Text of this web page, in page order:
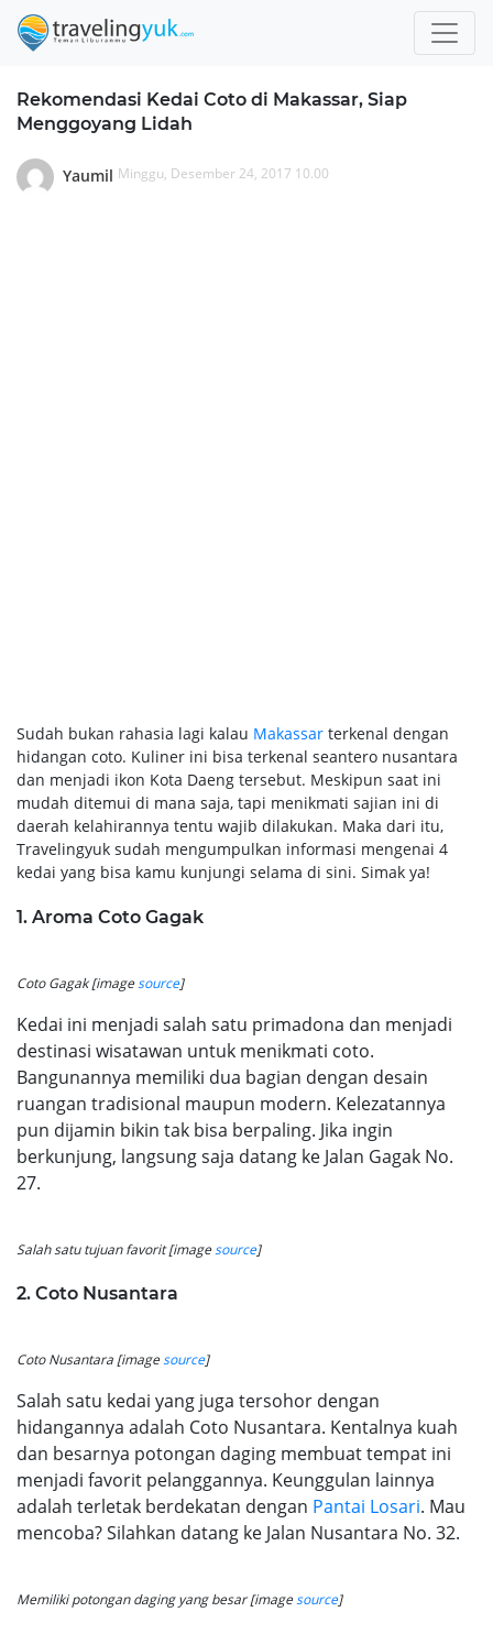
Rekomendasi Kedai Coto di Makassar, Siap
Menggoyang Lidah
Yaumil Minggu, Desember 24, 2017 10.00
Sudah bukan rahasia lagi kalau Makassar terkenal dengan
hidangan coto. Kuliner ini bisa terkenal seantero nusantara
dan menjadi ikon Kota Daeng tersebut. Meskipun saat ini
mudah ditemui di mana saja, tapi menikmati sajian ini di
daerah kelahirannya tentu wajib dilakukan. Maka dari itu,
Travelingyuk sudah mengumpulkan informasi mengenai 4
kedai yang bisa kamu kunjungi selama di sini. Simak ya!
1. Aroma Coto Gagak
Coto Gagak [imagesource]
Kedai ini menjadi salah satu primadona dan menjadi
destinasi wisatawan untuk menikmati coto.
Bangunannya memiliki dua bagian dengan desain
ruangan tradisional maupun modern. Kelezatannya
pun dijamin bikin tak bisa berpaling. Jika ingin
berkunjung, langsung saja datang ke Jalan Gagak No.
27.
Salah satu tujuan favorit [imagesource]
2. Coto Nusantara
Coto Nusantara [imagesource]
Salah satu kedai yang juga tersohor dengan
hidangannya adalah Coto Nusantara. Kentalnya kuah
dan besarnya potongan daging membuat tempat ini
menjadi favorit pelanggannya. Keunggulan lainnya
adalah terletak berdekatan dengan Pantai Losari. Mau
mencoba? Silahkan datang ke Jalan Nusantara No. 32.
Memiliki potongan daging yang besar [imagesource]